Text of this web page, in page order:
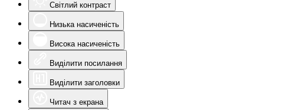
Світлий контраст
Низька насиченість
Висока насиченість
Виділити посилання
Виділити заголовки
Читач з екрана